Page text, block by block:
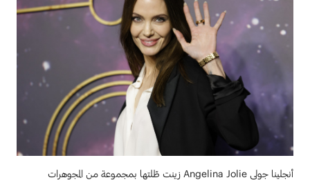
أنجلينا جولي Angelina Jolie زينت طّلتها بمجموعة من المجوهرات